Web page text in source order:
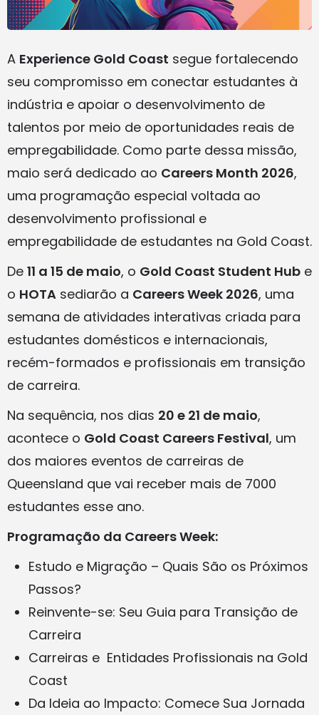
A Experience Gold Coast segue fortalecendo
seu compromisso em conectar estudantes à
indústria e apoiar o desenvolvimento de
talentos por meio de oportunidades reais de
empregabilidade. Como parte dessa missão,
maio será dedicado ao Careers Month 2026,
uma programação especial voltada ao
desenvolvimento profissional e
empregabilidade de estudantes na Gold Coast.
De 11 a 15 de maio, o Gold Coast Student Hub e
o HOTA sediarão a Careers Week 2026, uma
semana de atividades interativas criada para
estudantes domésticos e internacionais,
recém-formados e profissionais em transição
de carreira.
Na sequência, nos dias 20 e 21 de maio,
acontece o Gold Coast Careers Festival, um
dos maiores eventos de carreiras de
Queensland que vai receber mais de 7000
estudantes esse ano.
Programação da Careers Week:
Estudo e Migração – Quais São os Próximos
Passos?
Reinvente-se: Seu Guia para Transição de
Carreira
Carreiras e Entidades Profissionais na Gold
Coast
Da Ideia ao Impacto: Comece Sua Jornada